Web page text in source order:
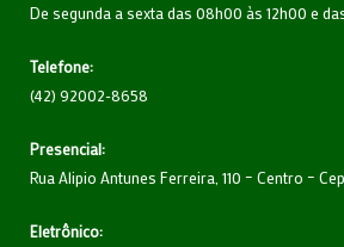
De segunda a sexta das 08h00 às 12h00 e
Telefone:
(42) 92002-8658
Presencial:
Rua Alipio Antunes Ferreira, 110 – Centro –
Eletrônico: